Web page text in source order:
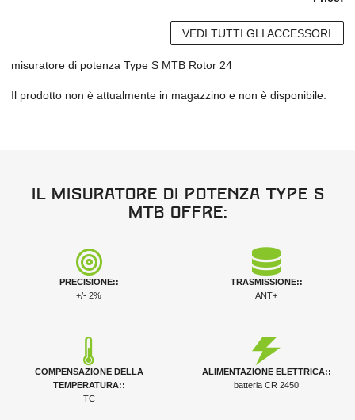
VEDI TUTTI GLI ACCESSORI
misuratore di potenza Type S MTB Rotor 24
Il prodotto non è attualmente in magazzino e non è disponibile.
Il misuratore di potenza Type S
MTB offre:
PRECISIONE::
+/- 2%
TRASMISSIONE::
ANT+
COMPENSAZIONE DELLA
TEMPERATURA::
TC
ALIMENTAZIONE ELETTRICA::
batteria CR 2450